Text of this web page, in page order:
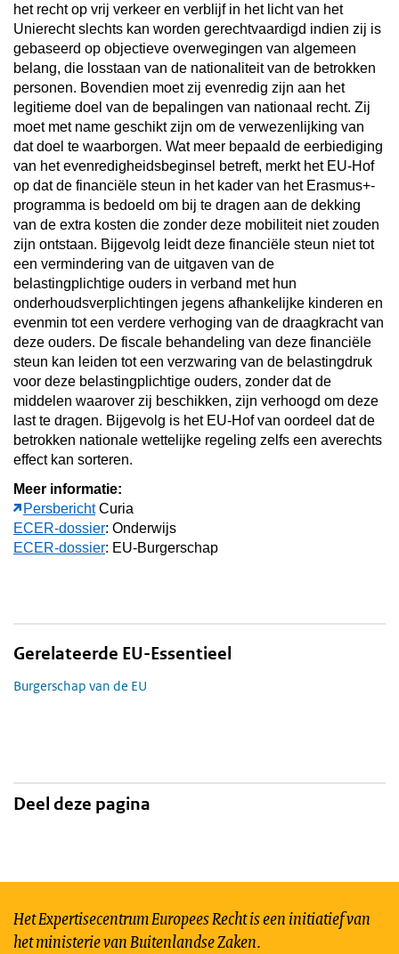
het recht op vrij verkeer en verblijf in het licht van het
Unierecht slechts kan worden gerechtvaardigd indien zij is
gebaseerd op objectieve overwegingen van algemeen
belang, die losstaan van de nationaliteit van de betrokken
personen. Bovendien moet zij evenredig zijn aan het
legitieme doel van de bepalingen van nationaal recht. Zij
moet met name geschikt zijn om de verwezenlijking van
dat doel te waarborgen. Wat meer bepaald de eerbiediging
van het evenredigheidsbeginsel betreft, merkt het EU-Hof
op dat de financiële steun in het kader van het Erasmus+-
programma is bedoeld om bij te dragen aan de dekking
van de extra kosten die zonder deze mobiliteit niet zouden
zijn ontstaan. Bijgevolg leidt deze financiële steun niet tot
een vermindering van de uitgaven van de
belastingplichtige ouders in verband met hun
onderhoudsverplichtingen jegens afhankelijke kinderen en
evenmin tot een verdere verhoging van de draagkracht van
deze ouders. De fiscale behandeling van deze financiële
steun kan leiden tot een verzwaring van de belastingdruk
voor deze belastingplichtige ouders, zonder dat de
middelen waarover zij beschikken, zijn verhoogd om deze
last te dragen. Bijgevolg is het EU-Hof van oordeel dat de
betrokken nationale wettelijke regeling zelfs een averechts
effect kan sorteren.
Meer informatie:
PersberichtCuria
ECER-dossier: Onderwijs
ECER-dossier: EU-Burgerschap
Gerelateerde EU-Essentieel
Burgerschap van de EU
Deel deze pagina
Het Expertisecentrum Europees Recht is een initiatief van
het ministerie van Buitenlandse Zaken.